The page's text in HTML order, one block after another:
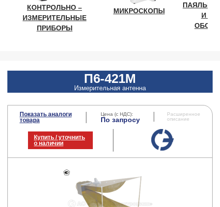
КОНТРОЛЬНО –
ИЗМЕРИТЕЛЬНЫЕ
ПРИБОРЫ
МИКРОСКОПЫ
И
П6-421М
Измерительная антенна
Показать аналоги
товара
Цена (с НДС):
По запросу
Расширенное
описание
Купить / уточнить
о наличии